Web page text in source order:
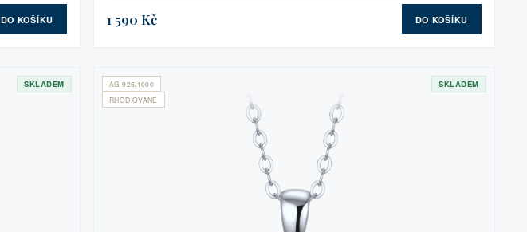
DO KOŠÍKU 1 590 Kč DO KOŠÍKU
SKLADEM
AG 925/1000
RHODIOVANÉ
SKLADEM